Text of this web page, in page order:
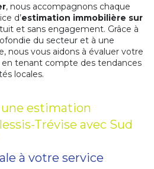
, nous accompagnons chaque
d’estimation immobilière sur
et sans engagement. Grâce à
du secteur et à une
nous vous aidons à évaluer votre
en tenant compte des tendances
locales.
estimation
Trévise avec Sud
à votre service